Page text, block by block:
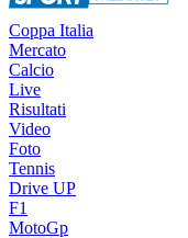
Coppa Italia
Mercato
Calcio
Live
Risultati
Video
Foto
Tennis
Drive UP
F1
MotoGp